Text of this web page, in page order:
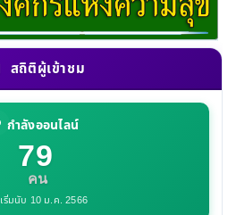
สถิติผู้เข้าชม
กำลังออนไลน์
79
คน
เริ่มนับ 10 ม.ค. 2566